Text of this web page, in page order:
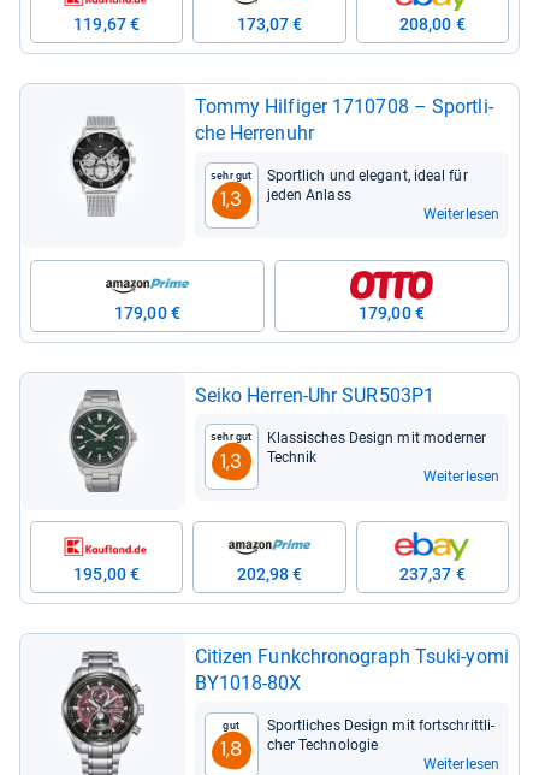
119,67 € 173,07 € 208,00 €
Tommy Hil­fi­ger 1710708 – Sport­li­
che Her­ren­uhr
Sehr gut
1,3
Sport­lich und ele­gant, ideal für
jeden Anlass
Weiterlesen
179,00 € 179,00 €
Seiko Her­ren-​Uhr SUR503P1
Sehr gut
1,3
Klas­si­sches Design mit moder­ner
Tech­nik
Weiterlesen
195,00 € 202,98 € 237,37 €
Citi­zen Funk­chro­no­graph Tsuki-​yomi
BY1018-​80X
Gut
1,8
Sport­li­ches Design mit fort­schritt­li­
cher Tech­no­lo­gie
Weiterlesen